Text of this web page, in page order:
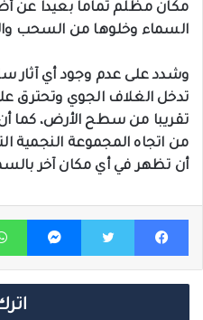
مكان مظلم تماما بعيدا عن
السماء وخلوها من السحب
وشدد على عدم وجود أي آثار
تقريبا من سطح الأرض، كما
من اتجاه المجموعة النجمية
أن تظهر في أي مكان آخر
فيسبوك تويتر ماسنجر